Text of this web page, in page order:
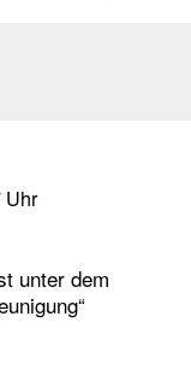
Uhr
unter dem